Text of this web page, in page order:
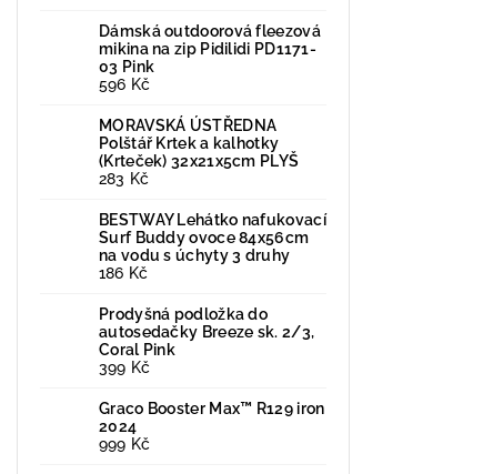
Dámská outdoorová fleezová
mikina na zip Pidilidi PD1171-
03 Pink
596 Kč
MORAVSKÁ ÚSTŘEDNA
Polštář Krtek a kalhotky
(Krteček) 32x21x5cm PLYŠ
283 Kč
BESTWAY Lehátko nafukovací
Surf Buddy ovoce 84x56cm
na vodu s úchyty 3 druhy
186 Kč
Prodyšná podložka do
autosedačky Breeze sk. 2/3,
Coral Pink
399 Kč
Graco Booster Max™ R129 iron
2024
999 Kč